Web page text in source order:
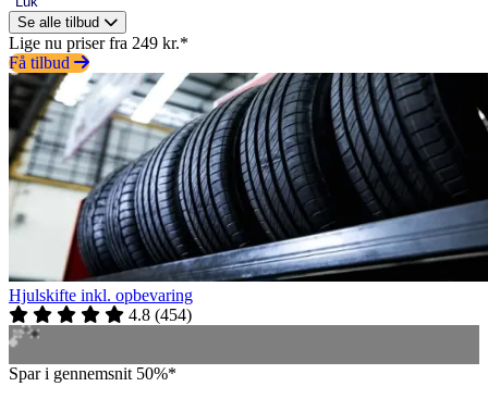
Se alle tilbud
Lige nu priser fra 249 kr.*
Få tilbud
Hjulskifte inkl. opbevaring
4.8 (454)
Spar i gennemsnit 50%*